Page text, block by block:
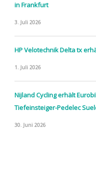
in Frankfurt
3. Juli 2026
HP Velotechnik Delta tx
1. Juli 2026
Nijland Cycling erhält
Tiefeinsteiger-Pedelec
30. Juni 2026